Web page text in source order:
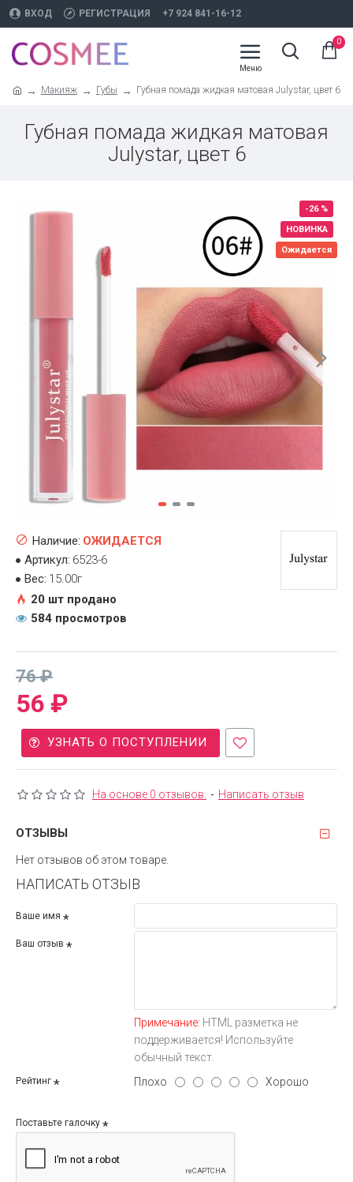
ВХОД РЕГИСТРАЦИЯ +7 924 841-16-12
0
Макияж Губы Губная помада жидкая матовая Julystar, цвет 6
Губная помада жидкая матовая
Julystar, цвет 6
НОВИНКА
-26 %
Ожидается
На основе 0 отзывов. - Написать отзыв
56 ₽
76 ₽
Наличие: ОЖИДАЕТСЯ
Артикул: 6523-6
Вес: 15.00г
20 шт продано
584 просмотров
УЗНАТЬ О ПОСТУПЛЕНИИ
ОТЗЫВЫ
Нет отзывов об этом товаре.
НАПИСАТЬ ОТЗЫВ
Ваше имя
Ваш отзыв
Примечание: HTML разметка не
поддерживается! Используйте
обычный текст.
Рейтинг Плохо Хорошо
Поставьте галочку